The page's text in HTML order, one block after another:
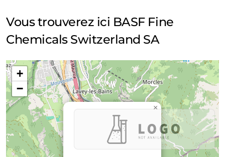
Vous trouverez ici BASF Fine
Chemicals Switzerland SA
×
+
−